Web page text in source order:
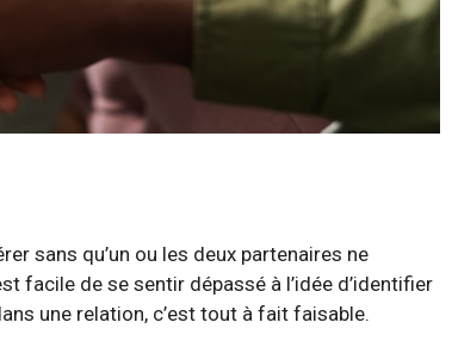
sans qu’un ou les deux partenaires ne
facile de se sentir dépassé à l’idée d’identifier
une relation, c’est tout à fait faisable.